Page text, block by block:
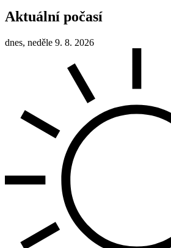
Aktuální počasí
dnes, neděle 9. 8. 2026